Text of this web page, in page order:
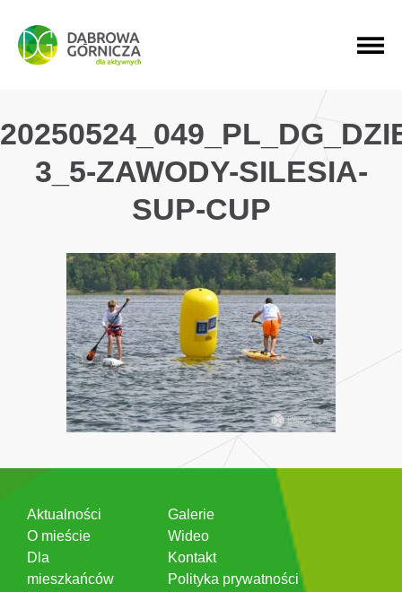
PRZEJDŹ DO MENU GŁÓWNEGO
PRZEJDŹ DO WYSZUKIWARKI
PRZEJDŹ DO TREŚCI
3_5-ZAWODY-SILESIA-
SUP-CUP
Aktualności
O mieście
Dla
mieszkańców
Galerie
Wideo
Kontakt
Polityka prywatności